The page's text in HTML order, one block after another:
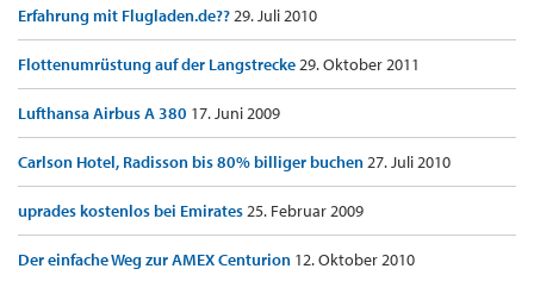
Erfahrung mit Flugladen.de??29. Juli 2010
Flottenumrüstung auf der Langstrecke29. Oktober 2011
Lufthansa Airbus A 380 17. Juni 2009
Carlson Hotel, Radisson bis 80% billiger buchen27. Juli 2010
uprades kostenlos bei Emirates25. Februar 2009
Der einfache Weg zur AMEX Centurion 12. Oktober 2010